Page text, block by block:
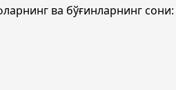
ва бўғинларнинг сони: